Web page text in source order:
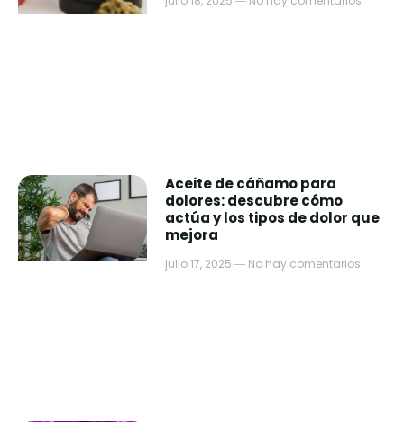
Aceite de cáñamo para
dolores: descubre cómo
actúa y los tipos de dolor que
mejora
julio 17, 2025 No hay comentarios